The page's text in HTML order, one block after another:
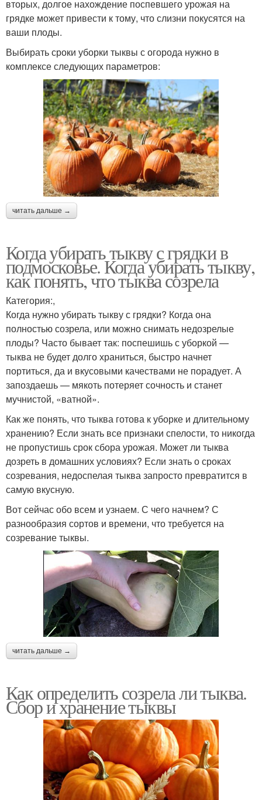
вторых, долгое нахождение поспевшего урожая на
грядке может привести к тому, что слизни покусятся на
ваши плоды.
Выбирать сроки уборки тыквы с огорода нужно в
комплексе следующих параметров:
читать дальше →
Когда убирать тыкву с грядки в
подмосковье. Когда убирать тыкву,
как понять, что тыква созрела
Категория:,
Когда нужно убирать тыкву с грядки? Когда она
полностью созрела, или можно снимать недозрелые
плоды? Часто бывает так: поспешишь с уборкой —
тыква не будет долго храниться, быстро начнет
портиться, да и вкусовыми качествами не порадует. А
запоздаешь — мякоть потеряет сочность и станет
мучнистой, «ватной».
Как же понять, что тыква готова к уборке и длительному
хранению? Если знать все признаки спелости, то никогда
не пропустишь срок сбора урожая. Может ли тыква
дозреть в домашних условиях? Если знать о сроках
созревания, недоспелая тыква запросто превратится в
самую вкусную.
Вот сейчас обо всем и узнаем. С чего начнем? С
разнообразия сортов и времени, что требуется на
созревание тыквы.
читать дальше →
Как определить созрела ли тыква.
Сбор и хранение тыквы